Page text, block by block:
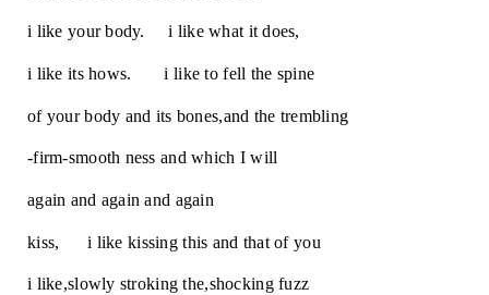
i like your body.     i like what it does,
i like its hows.       i like to fell the spine
of your body and its bones,and the trembling
-firm-smooth ness and which I will
again and again and again
kiss,      i like kissing this and that of you
i like,slowly stroking the,shocking fuzz